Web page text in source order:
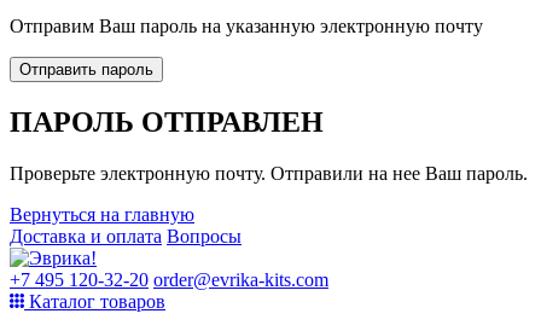
Отправим Ваш пароль на указанную электронную почту
Отправить пароль
ПАРОЛЬ ОТПРАВЛЕН
Проверьте электронную почту. Отправили на нее Ваш пароль.
Вернуться на главную
Доставка и оплата Вопросы
+7 495 120-32-20 order@evrika-kits.com
Каталог товаров